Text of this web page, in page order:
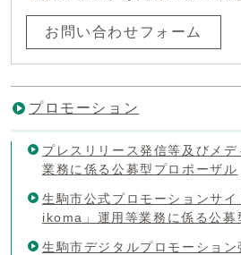
お問い合わせフォーム
プロモーション
プレスリリース発信等及びメ
業務に係る公募型プロポーザル
生駒市公式プロモーションサ
ikoma」運用等業務に係る公募
生駒市デジタルプロモーショ